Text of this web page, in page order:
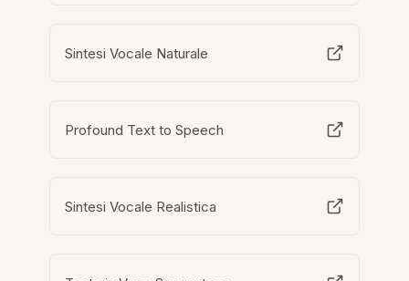
Sintesi Vocale Naturale
Profound Text to Speech
Sintesi Vocale Realistica